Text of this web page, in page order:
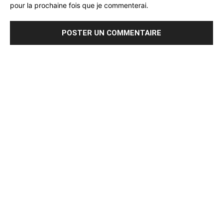
pour la prochaine fois que je commenterai.